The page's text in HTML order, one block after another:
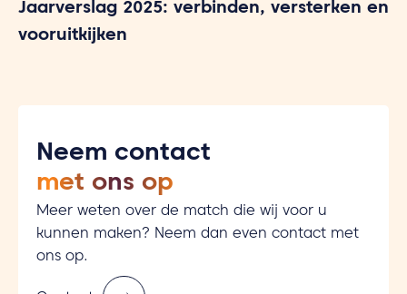
Jaarverslag 2025: verbinden, versterken en
vooruitkijken
Neem contact
met ons op
Meer weten over de match die wij voor u
kunnen maken? Neem dan even contact met
ons op.